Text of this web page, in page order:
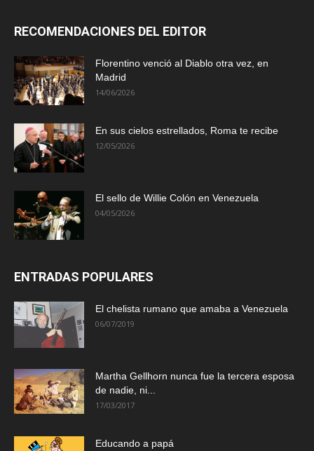
RECOMENDACIONES DEL EDITOR
Florentino venció al Diablo otra vez, en
Madrid
14/06/2026
En sus cielos estrellados, Roma te recibe
12/05/2026
El sello de Willie Colón en Venezuela
04/05/2026
ENTRADAS POPULARES
El chelista rumano que amaba a Venezuela
06/07/2019
Martha Gellhorn nunca fue la tercera esposa
de nadie, ni...
17/03/2017
Educando a papá